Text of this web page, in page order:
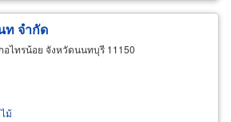
ท จำกัด
อไทรน้อย จังหวัดนนทบุรี 11150
ม้